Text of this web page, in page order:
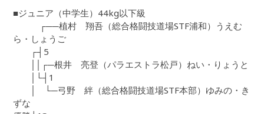
■ジュニア（中学生）44kg以下級
┌──植村 翔吾（総合格闘技道場STF浦和）うえむ
ら・しょうご
┌┤5
││┌─根井 亮登（パラエストラ松戸）ねい・りょうと
│└┤1
│ └─弓野 絆（総合格闘技道場STF本部）ゆみの・き
ずな